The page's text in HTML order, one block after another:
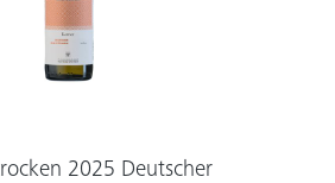
2025 Deutscher